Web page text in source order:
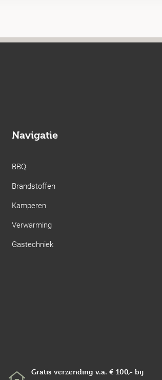
Navigatie
BBQ
Brandstoffen
Kamperen
Verwarming
Gastechniek
Gratis verzending v.a. € 100,- bij